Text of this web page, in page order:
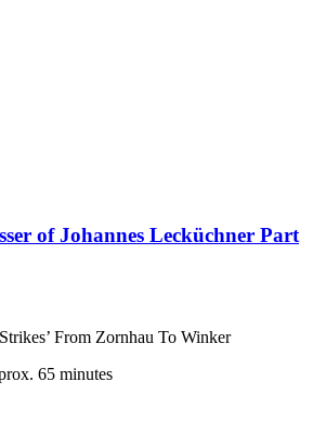
of Johannes Lecküchner Part
From Zornhau To Winker
65 minutes